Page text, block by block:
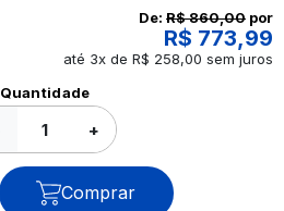
revelar para você!
De: R$ 860,00 por
R$ 773,99
até 3x de R$ 258,00 sem juros
Quantidade
+
Comprar